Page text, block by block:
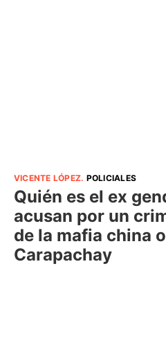
VICENTE LÓPEZ. POLICIALES
Quién es el ex
acusan por un
de la mafia china
Carapachay